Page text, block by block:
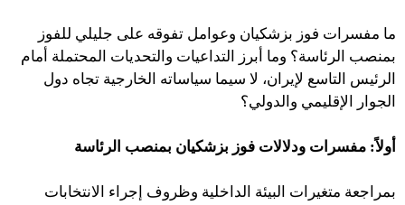
ما مفسرات فوز بزشكيان وعوامل تفوقه على جليلي للفوز
بمنصب الرئاسة؟ وما أبرز التداعيات والتحديات المحتملة أمام
الرئيس التاسع لإيران، لا سيما سياساته الخارجية تجاه دول
الجوار الإقليمي والدولي؟
أولاً: مفسرات ودلالات فوز بزشكيان بمنصب الرئاسة
بمراجعة متغيرات البيئة الداخلية وظروف إجراء الانتخابات